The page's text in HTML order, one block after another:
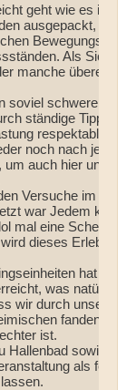
geht wie es im
ausgepackt, um
Als
manche übereifrige
soviel schwerer ist,
ständige Tipps
respektable
noch nach jedem
auch hier unter
Versuche im
war Jedem klar,
mal eine Scheibe
dieses Erlebnis
hat jeder
was natürlich
wir durch unser
fanden,
ist.
Hallenbad sowie
als festen